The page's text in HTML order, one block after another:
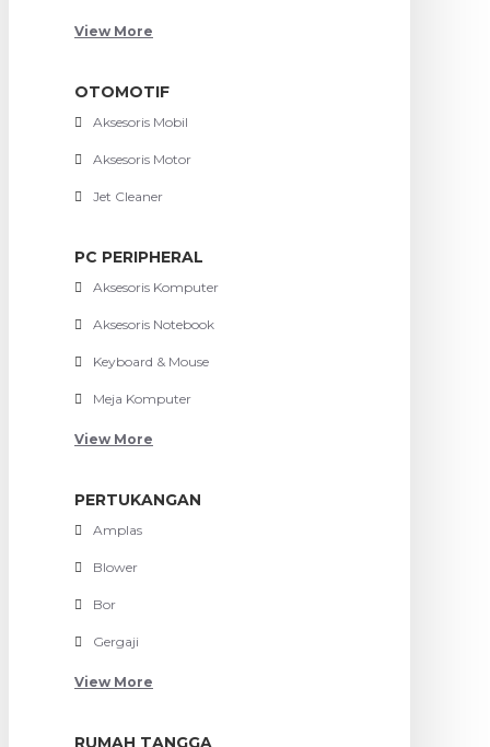
View More
OTOMOTIF
Aksesoris Mobil
Aksesoris Motor
Jet Cleaner
PC PERIPHERAL
Aksesoris Komputer
Aksesoris Notebook
Keyboard & Mouse
Meja Komputer
View More
PERTUKANGAN
Amplas
Blower
Bor
Gergaji
View More
RUMAH TANGGA